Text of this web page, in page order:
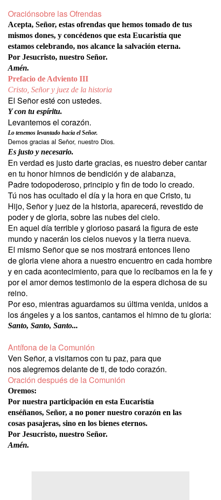
Oraciónsobre las Ofrendas
Acepta, Señor, estas ofrendas que hemos tomado de tus
mismos dones, y concédenos que esta Eucaristía que
estamos celebrando, nos alcance la salvación eterna.
Por Jesucristo, nuestro Señor.
Amén.
Prefacio de Adviento III
Cristo, Señor y juez de la historia
El Señor esté con ustedes.
Y con tu espíritu.
Levantemos el corazón.
Lo tenemos levantado hacia el Señor.
Demos gracias al Señor, nuestro Dios.
Es justo y necesario.
En verdad es justo darte gracias, es nuestro deber cantar
en tu honor himnos de bendición y de alabanza,
Padre todopoderoso, principio y fin de todo lo creado.
Tú nos has ocultado el día y la hora en que Cristo, tu
Hijo, Señor y juez de la historia, aparecerá, revestido de
poder y de gloria, sobre las nubes del cielo.
En aquel día terrible y glorioso pasará la figura de este
mundo y nacerán los cielos nuevos y la tierra nueva.
El mismo Señor que se nos mostrará entonces lleno
de gloria viene ahora a nuestro encuentro en cada hombre
y en cada acontecimiento, para que lo recibamos en la fe y
por el amor demos testimonio de la espera dichosa de su
reino.
Por eso, mientras aguardamos su última venida, unidos a
los ángeles y a los santos, cantamos el himno de tu gloria:
Santo, Santo, Santo...
Antífona de la Comunión
Ven Señor, a visitarnos con tu paz, para que
nos alegremos delante de ti, de todo corazón.
Oración después de la Comunión
Oremos:
Por nuestra participación en esta Eucaristía
enséñanos, Señor, a no poner nuestro corazón en las
cosas pasajeras, sino en los bienes eternos.
Por Jesucristo, nuestro Señor.
Amén.